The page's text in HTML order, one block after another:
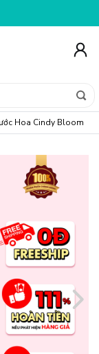
NGAY 25K
Hoa Cindy Bloom